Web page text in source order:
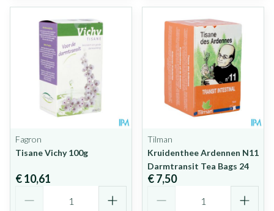
Fagron
Tisane Vichy 100g
€ 10,61
Tilman
Kruidenthee Ardennen N11
Darmtransit Tea Bags 24
€ 7,50